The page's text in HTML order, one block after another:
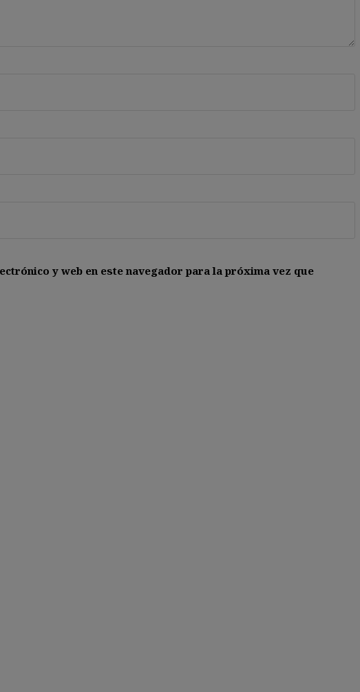
y web en este navegador para la próxima vez que